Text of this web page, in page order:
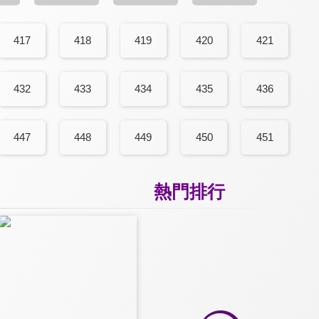
417 418 419 420 421
432 433 434 435 436
447 448 449 450 451
熱門排行